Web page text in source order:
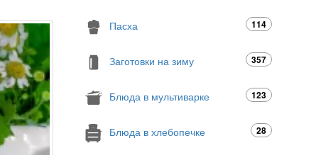
Пасха 114
Заготовки на зиму 357
Блюда в мультиварке 123
Блюда в хлебопечке 28